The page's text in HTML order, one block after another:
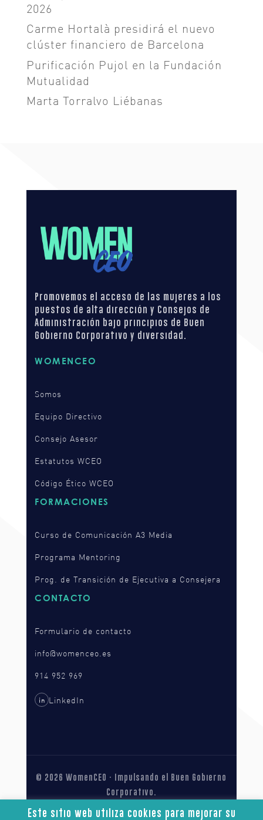
2026
Carme Hortalà presidirá el nuevo
clúster financiero de Barcelona
Purificación Pujol en la Fundación
Mutualidad
Marta Torralvo Liébanas
Promovemos el acceso de las mujeres a los
puestos de alta dirección y Consejos de
Administración bajo principios de Buen
Gobierno Corporativo y diversidad.
WOMENCEO
Somos
Equipo Directivo
Consejo Asesor
Estatutos WCEO
Código Ético WCEO
FORMACIONES
Curso de Comunicación A3 Media
Programa Mentoring
Prog. de Transición de Ejecutiva a Consejera
CONTACTO
Formulario de contacto
info@womenceo.es
914 952 969
in LinkedIn
© 2026 WomenCEO · Impulsando el Buen Gobierno
Corporativo.
Aviso legalPrivacidadCookies
Este sitio web utiliza cookies para mejorar su